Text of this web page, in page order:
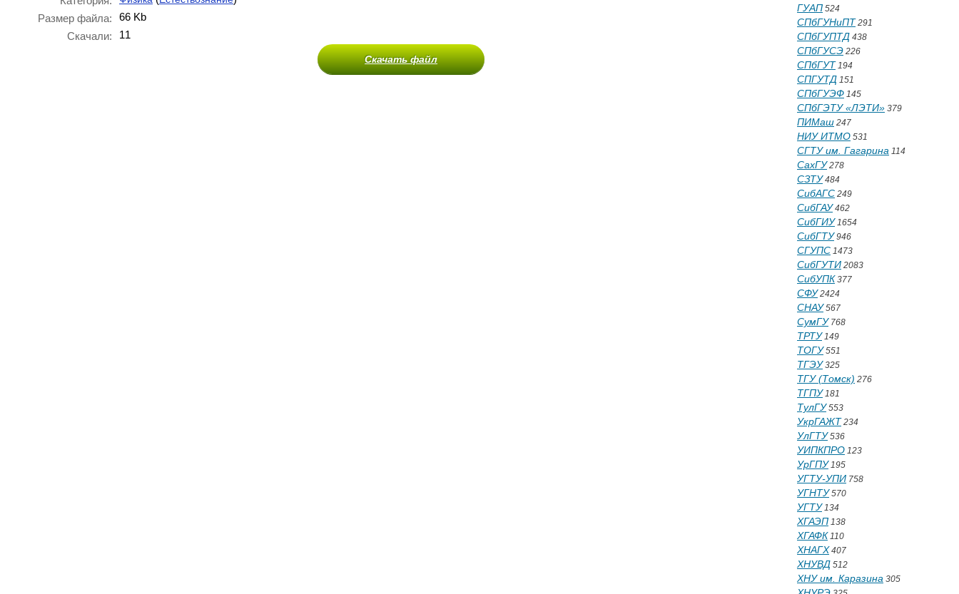
Размер файла:
66 Kb
Скачали:
11
Скачать файл
ГУАП 524
СПбГУНиПТ 291
СПбГУПТД 438
СПбГУСЭ 226
СПбГУТ 194
СПГУТД 151
СПбГУЭФ 145
СПбГЭТУ «ЛЭТИ» 379
ПИМаш 247
НИУ ИТМО 531
СГТУ им. Гагарина 114
СахГУ278
СЗТУ484
СибАГС 249
СибГАУ462
СибГИУ1654
СибГТУ946
СГУПС 1473
СибГУТИ 2083
СибУПК 377
СФУ2424
СНАУ567
СумГУ768
ТРТУ149
ТОГУ551
ТГЭУ325
ТГУ (Томск) 276
ТГПУ181
ТулГУ553
УкрГАЖТ 234
УлГТУ536
УИПКПРО 123
УрГПУ195
УГТУ-УПИ 758
УГНТУ570
УГТУ134
ХГАЭП 138
ХГАФК 110
ХНАГХ 407
ХНУВД 512
ХНУ им. Каразина 305